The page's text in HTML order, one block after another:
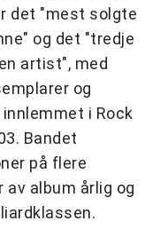
det "mest solgte
og det "tredje
artist", med
og
i Rock
Bandet
på flere
av album årlig og